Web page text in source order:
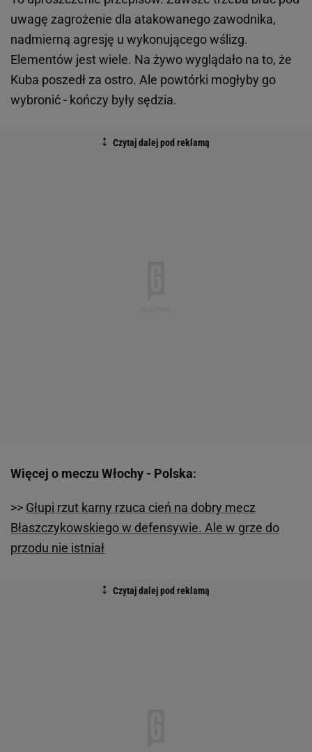
uwagę zagrożenie dla atakowanego zawodnika,
nadmierną agresję u wykonującego wślizg.
Elementów jest wiele. Na żywo wyglądało na to, że
Kuba poszedł za ostro. Ale powtórki mogłyby go
wybronić - kończy były sędzia.
Więcej o meczu Włochy - Polska:
>> Głupi rzut karny rzuca cień na dobry mecz
Błaszczykowskiego w defensywie. Ale w grze do
przodu nie istniał